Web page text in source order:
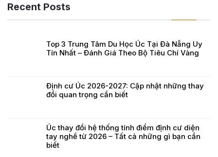
Recent Posts
Top 3 Trung Tâm Du Học Úc Tại Đà Nẵng Uy
Tín Nhất – Đánh Giá Theo Bộ Tiêu Chí Vàng
Định cư Úc 2026-2027: Cập nhật những thay
đổi quan trọng cần biết
Úc thay đổi hệ thống tính điểm định cư diện
tay nghề từ 2026 – Tất cả những gì bạn cần
biết